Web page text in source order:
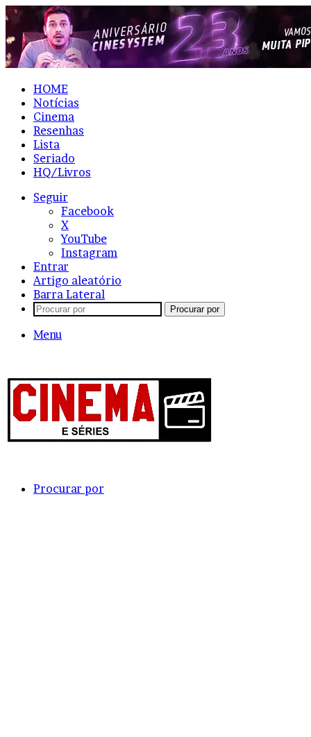
HOME
Notícias
Cinema
Resenhas
Lista
Seriado
HQ/Livros
Seguir
Facebook
X
YouTube
Instagram
Entrar
Artigo aleatório
Barra Lateral
Procurar por
Menu
Procurar por